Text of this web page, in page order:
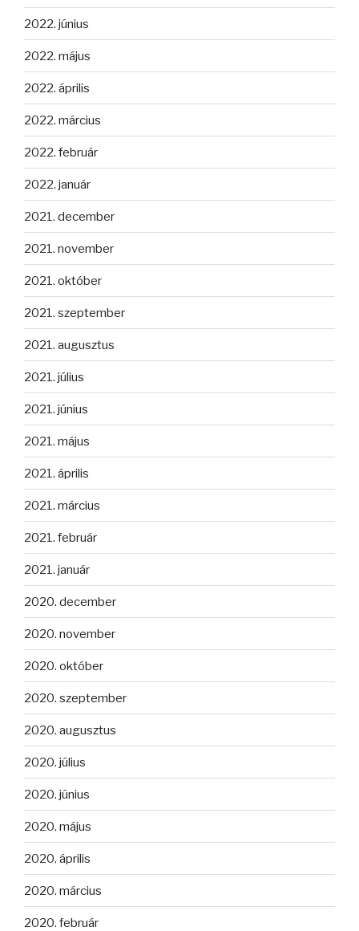
2022. június
2022. május
2022. április
2022. március
2022. február
2022. január
2021. december
2021. november
2021. október
2021. szeptember
2021. augusztus
2021. július
2021. június
2021. május
2021. április
2021. március
2021. február
2021. január
2020. december
2020. november
2020. október
2020. szeptember
2020. augusztus
2020. július
2020. június
2020. május
2020. április
2020. március
2020. február